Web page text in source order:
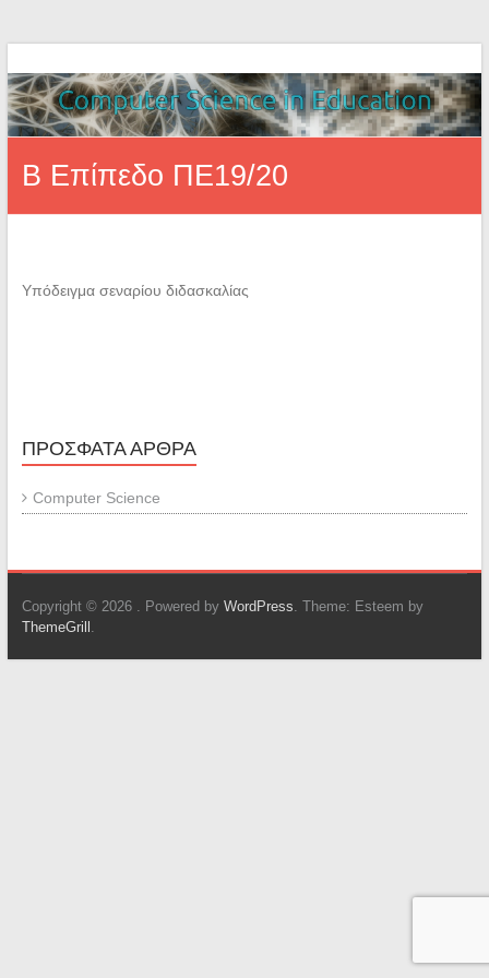
Β Επίπεδο ΠΕ19/20
Υπόδειγμα σεναρίου διδασκαλίας
ΠΡΌΣΦΑΤΑ ΆΡΘΡΑ
Computer Science
Copyright © 2026 . Powered by WordPress. Theme: Esteem by
ThemeGrill .